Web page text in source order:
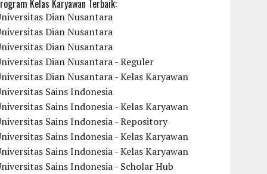
Kelas Karyawan Terbaik:
Dian Nusantara
Dian Nusantara
Dian Nusantara
Dian Nusantara - Reguler
Dian Nusantara - Kelas Karyawan
Sains Indonesia
Sains Indonesia - Kelas Karyawan
Sains Indonesia - Repository
Sains Indonesia - Kelas Karyawan
Sains Indonesia - Kelas Karyawan
Sains Indonesia - Scholar Hub